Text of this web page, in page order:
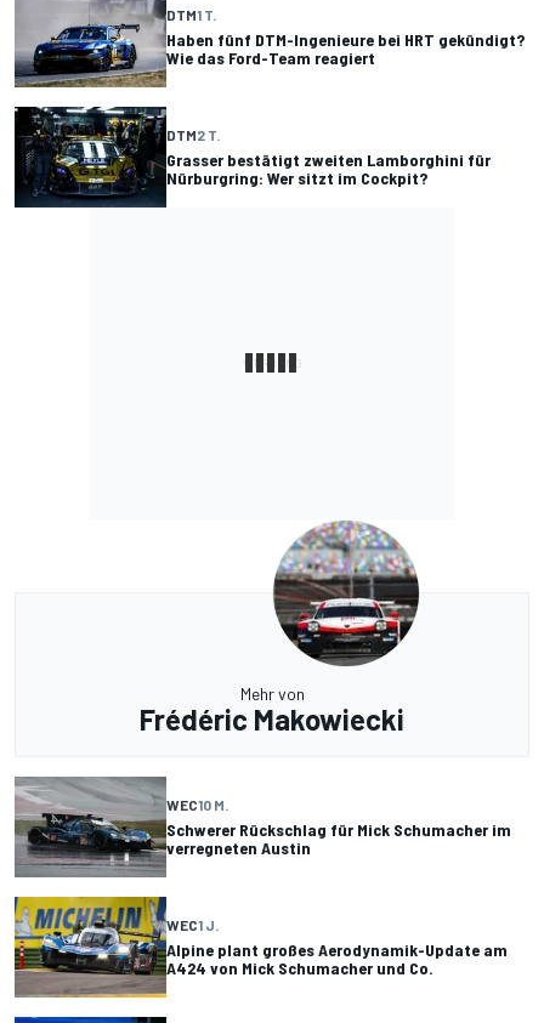
DTM1 T.
Haben fünf DTM-Ingenieure bei HRT gekündigt?
Wie das Ford-Team reagiert
DTM2 T.
Grasser bestätigt zweiten Lamborghini für
Nürburgring: Wer sitzt im Cockpit?
Mehr von
Frédéric Makowiecki
WEC10 M.
Schwerer Rückschlag für Mick Schumacher im
verregneten Austin
WEC1 J.
Alpine plant großes Aerodynamik-Update am
A424 von Mick Schumacher und Co.